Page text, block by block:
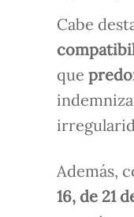
Cabe
que
Además,
16, de 21